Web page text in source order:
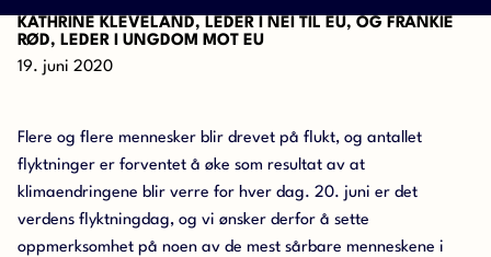
KATHRINE KLEVELAND, LEDER I NEI TIL EU, OG FRANKIE
RØD, LEDER I UNGDOM MOT EU
19. juni 2020
Flere og flere mennesker blir drevet på flukt, og antallet
flyktninger er forventet å øke som resultat av at
klimaendringene blir verre for hver dag. 20. juni er det
verdens flyktningdag, og vi ønsker derfor å sette
oppmerksomhet på noen av de mest sårbare menneskene i